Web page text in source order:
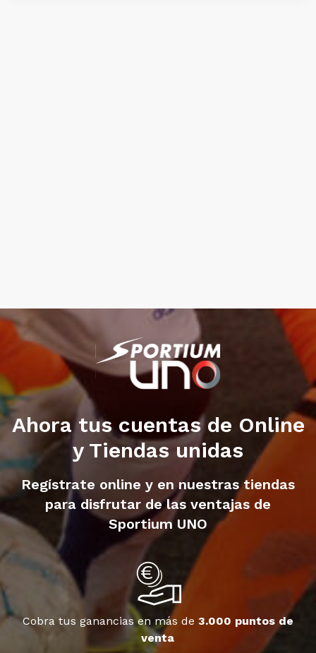
Ahora tus cuentas de Online
y Tiendas unidas
Regístrate online y en nuestras tiendas
para disfrutar de las ventajas de
Sportium UNO
Cobra tus ganancias en más de 3.000 puntos de
venta